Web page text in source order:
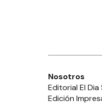
Nosotros
Editorial El Dia
Edición